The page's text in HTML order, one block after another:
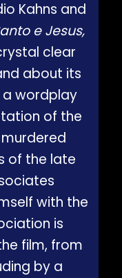
Kahns and
e Jesus,
clear
about its
a wordplay
of the
of the late
with the
is
film, from
by a